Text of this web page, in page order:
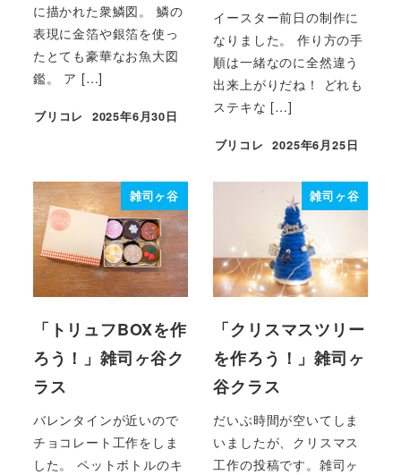
に描かれた衆鱗図。 鱗の
表現に金箔や銀箔を使っ
たとても豪華なお魚大図
鑑。 ア […]
ブリコレ
投稿日
2025年6月30日
イースター前日の制作に
なりました。 作り方の手
順は一緒なのに全然違う
出来上がりだね！ どれも
ステキな […]
ブリコレ
投稿日
2025年6月25日
雑司ヶ谷
「トリュフBOXを作
ろう！」雑司ヶ谷ク
ラス
バレンタインが近いので
チョコレート工作をしま
した。 ペットボトルのキ
雑司ヶ谷
「クリスマスツリー
を作ろう！」雑司ヶ
谷クラス
だいぶ時間が空いてしま
いましたが、クリスマス
工作の投稿です。雑司ヶ